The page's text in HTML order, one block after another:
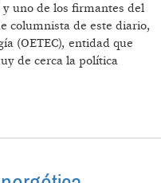
y uno de los firmantes del
columnista de este diario,
(OETEC), entidad que
de cerca la política